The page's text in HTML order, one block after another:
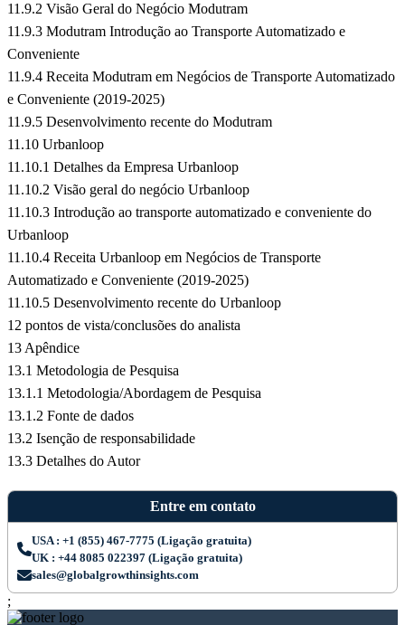
11.9.2 Visão Geral do Negócio Modutram
11.9.3 Modutram Introdução ao Transporte Automatizado e
Conveniente
11.9.4 Receita Modutram em Negócios de Transporte Automatizado
e Conveniente (2019-2025)
11.9.5 Desenvolvimento recente do Modutram
11.10 Urbanloop
11.10.1 Detalhes da Empresa Urbanloop
11.10.2 Visão geral do negócio Urbanloop
11.10.3 Introdução ao transporte automatizado e conveniente do
Urbanloop
11.10.4 Receita Urbanloop em Negócios de Transporte
Automatizado e Conveniente (2019-2025)
11.10.5 Desenvolvimento recente do Urbanloop
12 pontos de vista/conclusões do analista
13 Apêndice
13.1 Metodologia de Pesquisa
13.1.1 Metodologia/Abordagem de Pesquisa
13.1.2 Fonte de dados
13.2 Isenção de responsabilidade
13.3 Detalhes do Autor
Entre em contato
USA : +1 (855) 467-7775 (Ligação gratuita)
UK : +44 8085 022397 (Ligação gratuita)
sales@globalgrowthinsights.com
;